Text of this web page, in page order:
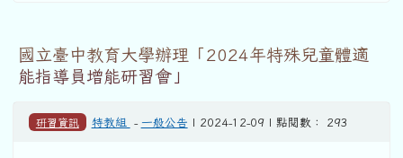
國立臺中教育大學辦理「2024年特殊兒童體適
能指導員增能研習會」
研習資訊 特教組 - 一般公告 | 2024-12-09 | 點閱數： 293